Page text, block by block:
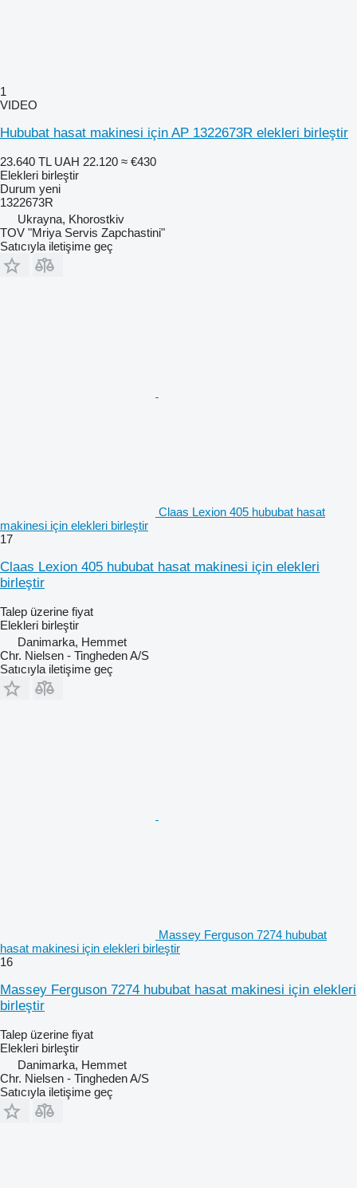
1
VIDEO
Hububat hasat makinesi için AP 1322673R elekleri birleştir
23.640 TL UAH 22.120 ≈ €430
Elekleri birleştir
Durum yeni
1322673R
Ukrayna, Khorostkiv
TOV "Mriya Servis Zapchastini"
Satıcıyla iletişime geç
Claas Lexion 405 hububat hasat
makinesi için elekleri birleştir
17
Claas Lexion 405 hububat hasat makinesi için elekleri
birleştir
Talep üzerine fiyat
Elekleri birleştir
Danimarka, Hemmet
Chr. Nielsen - Tingheden A/S
Satıcıyla iletişime geç
Massey Ferguson 7274 hububat
hasat makinesi için elekleri birleştir
16
Massey Ferguson 7274 hububat hasat makinesi için elekleri
birleştir
Talep üzerine fiyat
Elekleri birleştir
Danimarka, Hemmet
Chr. Nielsen - Tingheden A/S
Satıcıyla iletişime geç